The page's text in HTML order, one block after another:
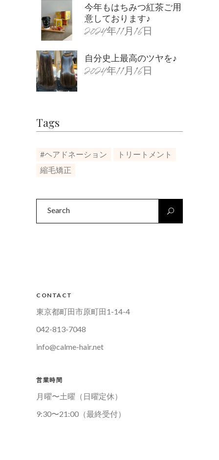
今年もはちみつ紅茶ご用
意しております♪
2024年11月16日
自分史上最高のツヤを♪
2024年11月16日
Tags
#ヘアドネーション
トリートメント
縮毛矯正
CONTACT
東京都町田市原町田1-14-4
042-813-7048
info@calme-hair.net
営業時間
月曜〜土曜（日曜定休）
9:30〜21:00（最終受付）